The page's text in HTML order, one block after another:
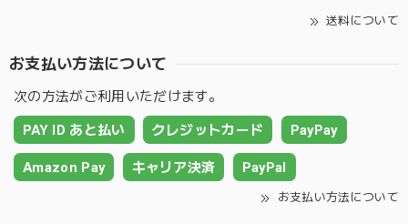
送料について
お支払い方法について
次の方法がご利用いただけます。
PAY ID あと払い クレジットカード PayPay
Amazon Pay キャリア決済 PayPal
お支払い方法について